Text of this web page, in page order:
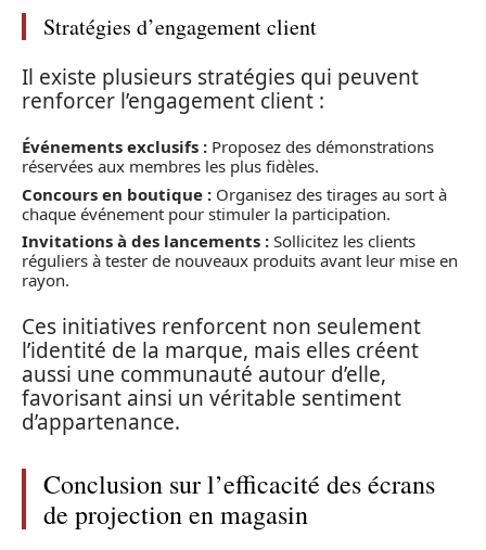
Stratégies d’engagement client
Il existe plusieurs stratégies qui peuvent
renforcer l’engagement client :
Événements exclusifs : Proposez des démonstrations
réservées aux membres les plus fidèles.
Concours en boutique : Organisez des tirages au sort à
chaque événement pour stimuler la participation.
Invitations à des lancements : Sollicitez les clients
réguliers à tester de nouveaux produits avant leur mise en
rayon.
Ces initiatives renforcent non seulement
l’identité de la marque, mais elles créent
aussi une communauté autour d’elle,
favorisant ainsi un véritable sentiment
d’appartenance.
Conclusion sur l’efficacité des écrans
de projection en magasin